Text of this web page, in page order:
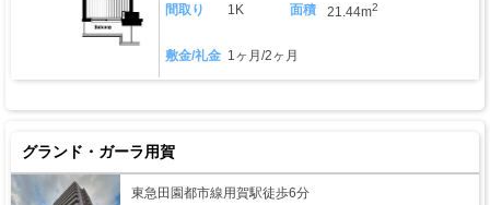
間取り 1K 面積 21.44m2
敷金/礼金 1ヶ月/2ヶ月
グランド・ガーラ用賀
東急田園都市線用賀駅徒歩6分